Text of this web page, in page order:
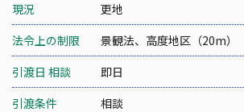
現況
更地
法令上の制限
景観法、高度地区（20m）
引渡日 相談
即日
引渡条件
相談